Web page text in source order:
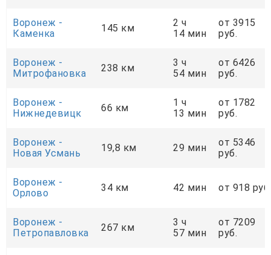
Воронеж -
Каменка
145 км
2 ч
14 мин
от 3915
руб.
Воронеж -
Митрофановка
238 км
3 ч
54 мин
от 6426
руб.
Воронеж -
Нижнедевицк
66 км
1 ч
13 мин
от 1782
руб.
Воронеж -
Новая Усмань
19,8 км 29 мин
от 5346
руб.
Воронеж -
Орлово
34 км 42 мин от 918 руб.
Воронеж -
Петропавловка
267 км
3 ч
57 мин
от 7209
руб.